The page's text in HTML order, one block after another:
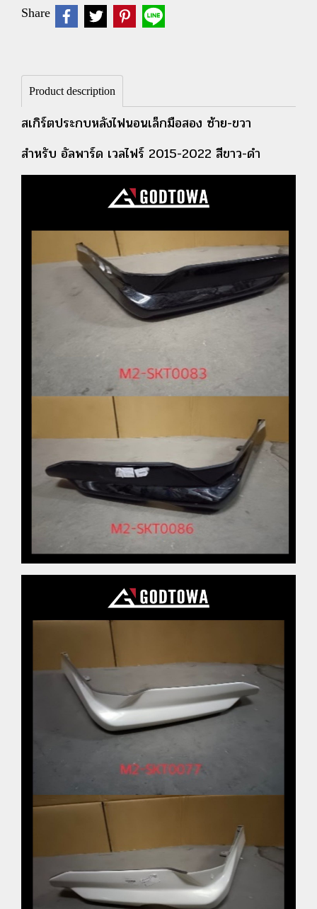
Share
Product description
สเกิร์ตประกบหลังไฟนอนเล็กมือสอง ซ้าย-ขวา
สำหรับ อัลพาร์ด เวลไฟร์ 2015-2022 สีขาว-ดำ